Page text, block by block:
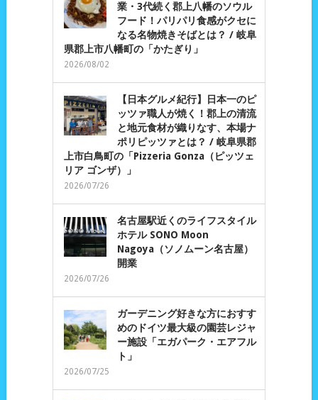
業・3代続く郡上八幡のソウル
フード！パリパリ食感がクセに
なる名物焼きそばとは？ / 岐阜
県郡上市八幡町の「かたぎり」
2026/08/02
【日本グルメ紀行】日本一のピ
ッツァ職人が焼く！郡上の清流
と地元食材が織りなす、本場ナ
ポリピッツァとは？ / 岐阜県郡
上市白鳥町の「Pizzeria Gonza（ピッツェ
リア ゴンザ）」
2026/07/26
名古屋駅近くのライフスタイル
ホテル SONO Moon
Nagoya（ソノムーン名古屋）
開業
2026/07/26
ガーデニング好きな方におすす
めのドイツ最大級の園芸レジャ
ー施設「エガパーク・エアフル
ト」
2026/07/25